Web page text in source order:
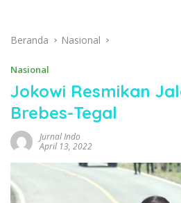
Beranda Nasional
Nasional
Jokowi Resmikan
Brebes-Tegal
Jurnal Indo
April 13, 2022